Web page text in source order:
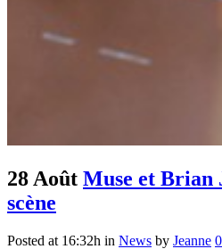
28 Août Muse et Brian
scène
Posted at 16:32h in News by Jeanne